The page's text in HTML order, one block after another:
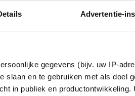
Advertentie-
gegevens (bijv. uw IP-
slaan en te gebruiken met als doel
in publiek en